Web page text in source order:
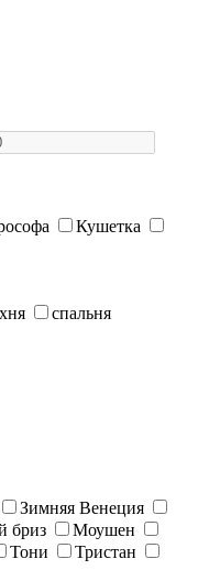
Кушетка
спальня
Зимняя Венеция
бриз
Моушен
Тони
Тристан